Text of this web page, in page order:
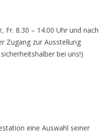
Fr. 8.30 – 14.00 Uhr und nach
Zugang zur Ausstellung
bei uns!)
eine Auswahl seiner